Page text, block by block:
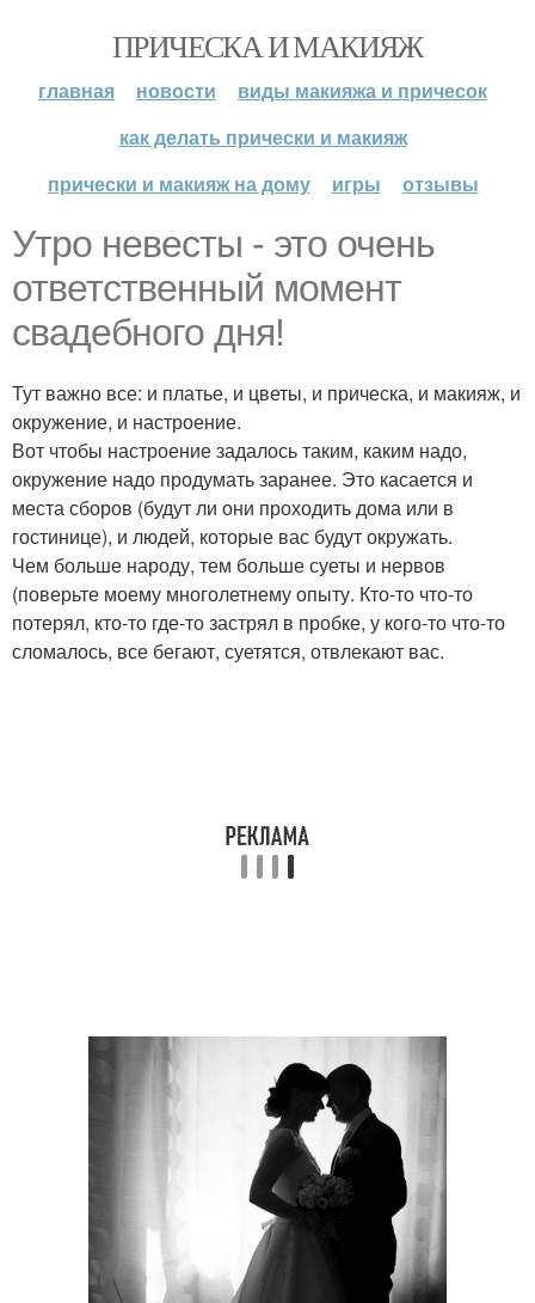
ПРИЧЕСКА И МАКИЯЖ
главная новости
виды макияжа и причесок
как делать прически и макияж
прически и макияж на дому
игры отзывы
Утро невесты - это очень
ответственный момент
свадебного дня!
Тут важно все: и платье, и цветы, и прическа, и макияж, и
окружение, и настроение.
Вот чтобы настроение задалось таким, каким надо,
окружение надо продумать заранее. Это касается и
места сборов (будут ли они проходить дома или в
гостинице), и людей, которые вас будут окружать.
Чем больше народу, тем больше суеты и нервов
(поверьте моему многолетнему опыту. Кто-то что-то
потерял, кто-то где-то застрял в пробке, у кого-то что-то
сломалось, все бегают, суетятся, отвлекают вас.